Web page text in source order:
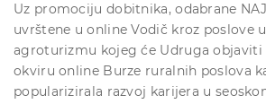
Uz promociju dobitnika, odabrane
uvrštene u online Vodič kroz poslove
agroturizmu kojeg će Udruga
okviru online Burze ruralnih poslova
popularizirala razvoj karijera u